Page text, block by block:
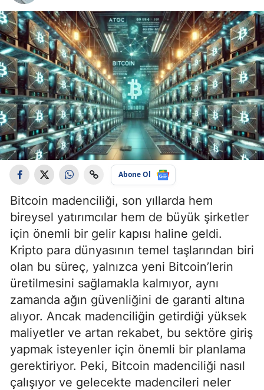
Abone Ol
Bitcoin madenciliği, son yıllarda hem
bireysel yatırımcılar hem de büyük şirketler
için önemli bir gelir kapısı haline geldi.
Kripto para dünyasının temel taşlarından biri
olan bu süreç, yalnızca yeni Bitcoin’lerin
üretilmesini sağlamakla kalmıyor, aynı
zamanda ağın güvenliğini de garanti altına
alıyor. Ancak madenciliğin getirdiği yüksek
maliyetler ve artan rekabet, bu sektöre giriş
yapmak isteyenler için önemli bir planlama
gerektiriyor. Peki, Bitcoin madenciliği nasıl
çalışıyor ve gelecekte madencileri neler